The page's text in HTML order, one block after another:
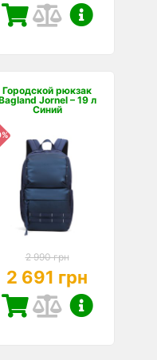
Городской рюкзак
Jornel – 19 л
Синий
2 990 грн
2 691 грн